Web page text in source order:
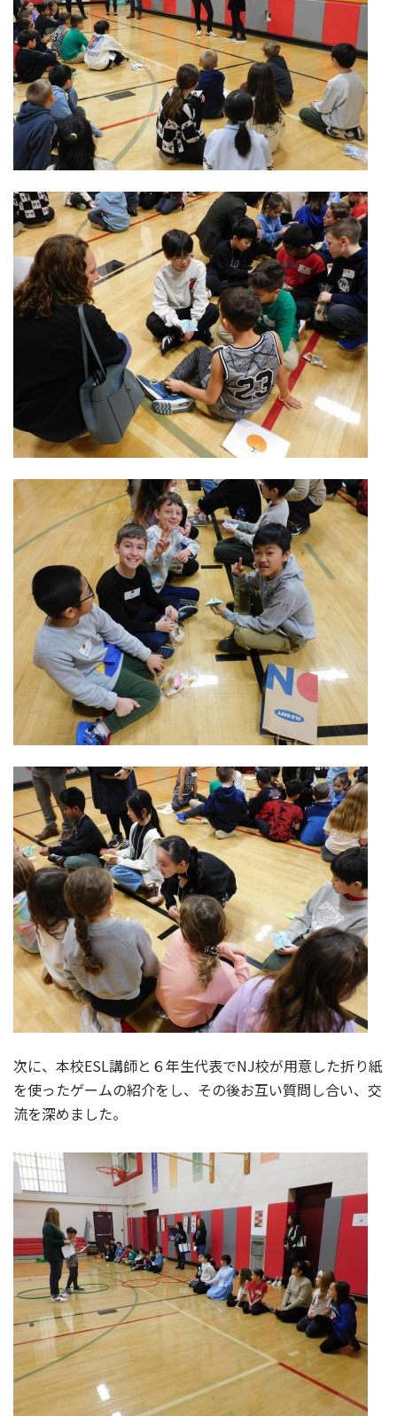
次に、本校ESL講師と６年生代表でNJ校が用意した折り紙
を使ったゲームの紹介をし、その後お互い質問し合い、交
流を深めました。